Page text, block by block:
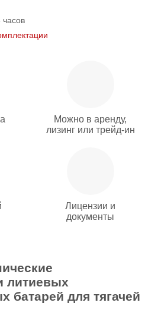
часов
Можно в аренду,
лизинг или трейд-ин
Лицензии и
документы
литиевых
батарей для тягачей